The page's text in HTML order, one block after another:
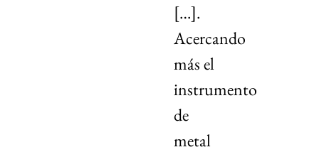
[…].
Acercando
más el
instrumento
de
metal